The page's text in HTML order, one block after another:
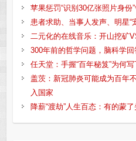
苹果惩罚“识别30亿张照片身份
患者求助、当事人发声、明星
二元化的在线音乐：开山挖矿
300年前的哲学问题，脑科学回
任天堂：手握“百年秘笈”为何
盖茨：新冠肺炎可能成为百年
入国家
降薪“渡劫”人生百态：有的蒙